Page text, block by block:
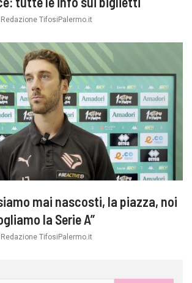
Redazione TifosiPalermo.it
mai nascosti, la piazza, noi
la Serie A”
Redazione TifosiPalermo.it